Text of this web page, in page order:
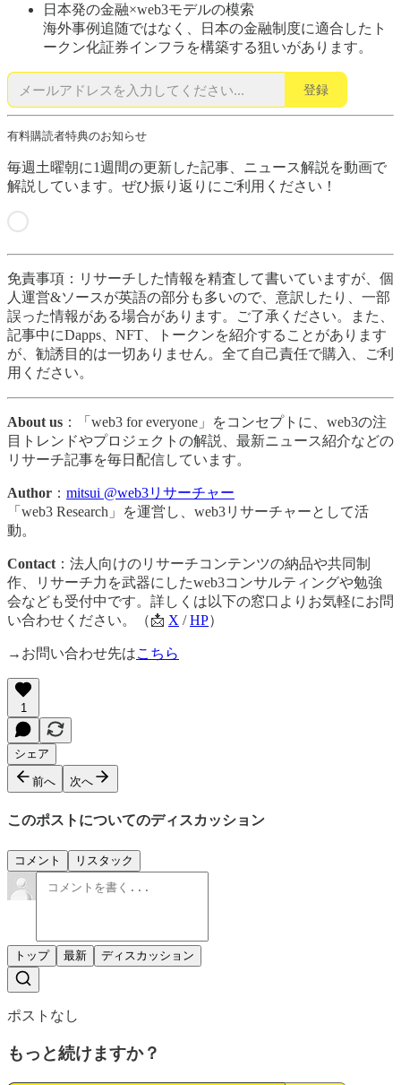
日本発の金融×web3モデルの模索
海外事例追随ではなく、日本の金融制度に適合したト
ークン化証券インフラを構築する狙いがあります。
登録
有料購読者特典のお知らせ
毎週土曜朝に1週間の更新した記事、ニュース解説を動画で
解説しています。ぜひ振り返りにご利用ください！
免責事項：リサーチした情報を精査して書いていますが、個
人運営&ソースが英語の部分も多いので、意訳したり、一部
誤った情報がある場合があります。ご了承ください。また、
記事中にDapps、NFT、トークンを紹介することがあります
が、勧誘目的は一切ありません。全て自己責任で購入、ご利
用ください。
About us ：「web3 for everyone」をコンセプトに、web3の注
目トレンドやプロジェクトの解説、最新ニュース紹介などの
リサーチ記事を毎日配信しています。
Author ： mitsui @web3リサーチャー
「web3 Research」を運営し、web3リサーチャーとして活
動。
Contact ：法人向けのリサーチコンテンツの納品や共同制
作、リサーチ力を武器にしたweb3コンサルティングや勉強
会なども受付中です。詳しくは以下の窓口よりお気軽にお問
い合わせください。（📩 X /HP）
→お問い合わせ先はこちら
1
シェア
前へ 次へ
このポストについてのディスカッション
コメント リスタック
トップ 最新 ディスカッション
ポストなし
もっと続けますか？